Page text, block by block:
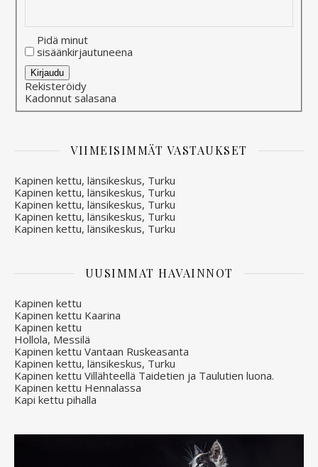
Pidä minut
sisäänkirjautuneena
Alternative:
Kirjaudu
Rekisteröidy
Kadonnut salasana
VIIMEISIMMÄT VASTAUKSET
Kapinen kettu, länsikeskus, Turku
Kapinen kettu, länsikeskus, Turku
Kapinen kettu, länsikeskus, Turku
Kapinen kettu, länsikeskus, Turku
Kapinen kettu, länsikeskus, Turku
UUSIMMAT HAVAINNOT
Kapinen kettu
Kapinen kettu Kaarina
Kapinen kettu
Hollola, Messilä
Kapinen kettu Vantaan Ruskeasanta
Kapinen kettu, länsikeskus, Turku
Kapinen kettu Villähteellä Taidetien ja Taulutien luona.
Kapinen kettu Hennalassa
Kapi kettu pihalla